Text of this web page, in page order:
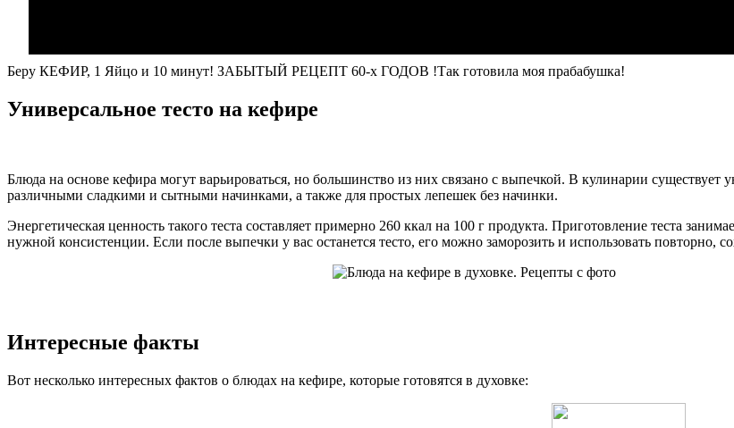
Беру КЕФИР, 1 Яйцо и 10 минут! ЗАБЫТЫЙ РЕЦЕПТ 60-х ГОДОВ !Так готовила моя прабабушка!
Универсальное тесто на кефире
Блюда на основе кефира могут варьироваться, но большинство из них связано с выпечкой. В кулинарии существует
различными сладкими и сытными начинками, а также для простых лепешек без начинки.
Энергетическая ценность такого теста составляет примерно 260 ккал на 100 г продукта. Приготовление теста
нужной консистенции. Если после выпечки у вас останется тесто, его можно заморозить и использовать повторно,
Интересные факты
Вот несколько интересных фактов о блюдах на кефире, которые готовятся в духовке: